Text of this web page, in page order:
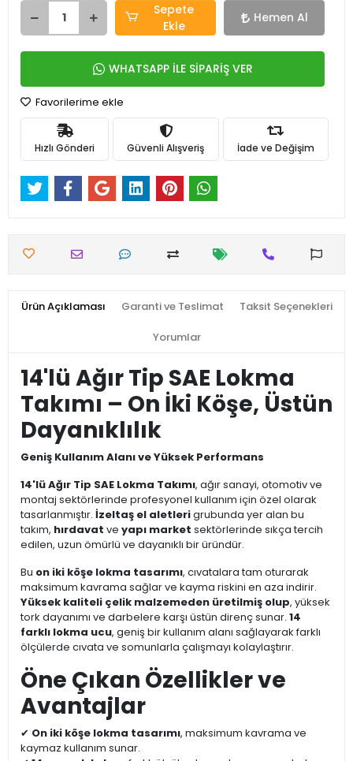
Sepete
Ekle
Hemen Al
WHATSAPP İLE SİPARİŞ VER
Favorilerime ekle
Hızlı Gönderi Güvenli Alışveriş İade ve Değişim
Ürün Açıklaması Garanti ve Teslimat Taksit Seçenekleri
Yorumlar
14'lü Ağır Tip SAE Lokma
Takımı – On İki Köşe, Üstün
Dayanıklılık
Geniş Kullanım Alanı ve Yüksek Performans
14'lü Ağır Tip SAE Lokma Takımı, ağır sanayi, otomotiv ve
montaj sektörlerinde profesyonel kullanım için özel olarak
tasarlanmıştır. İzeltaş el aletlerigrubunda yer alan bu
takım, hırdavat ve yapı market sektörlerinde sıkça tercih
edilen, uzun ömürlü ve dayanıklı bir üründür.
Bu on iki köşe lokma tasarımı, cıvatalara tam oturarak
maksimum kavrama sağlar ve kayma riskini en aza indirir.
Yüksek kaliteli çelik malzemeden üretilmiş olup, yüksek
tork dayanımı ve darbelere karşı üstün direnç sunar. 14
farklı lokma ucu, geniş bir kullanım alanı sağlayarak farklı
ölçülerde cıvata ve somunlarla çalışmayı kolaylaştırır.
Öne Çıkan Özellikler ve
Avantajlar
✔ On iki köşe lokma tasarımı, maksimum kavrama ve
kaymaz kullanım sunar.